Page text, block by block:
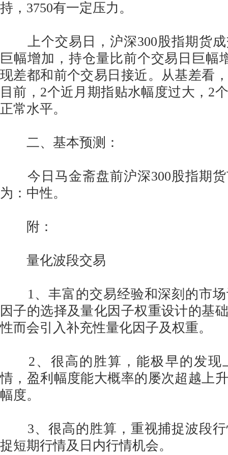
持，3750有一定压力。
上个交易日，沪深300股指期货成
巨幅增加，持仓量比前个交易日巨幅
现差都和前个交易日接近。从基差看
目前，2个近月期指贴水幅度过大，2
正常水平。
二、基本预测：
今日马金斋盘前沪深300股指期货
为：中性。
附：
量化波段交易
1、丰富的交易经验和深刻的市场
因子的选择及量化因子权重设计的基
性而会引入补充性量化因子及权重。
2、很高的胜算，能极早的发现
情，盈利幅度能大概率的屡次超越上
幅度。
3、很高的胜算，重视捕捉波段行
捉短期行情及日内行情机会。